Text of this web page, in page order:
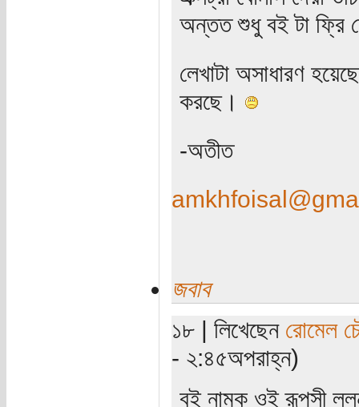
অন্তত শুধু বই টা ফ্রি
লেখাটা অসাধারণ
করছে।
-অতীত
জবাব
১৮ | লিখেছেন রোমেল
- ২:৪৫অপরাহ্ন)
বই নামক ওই রূপসী